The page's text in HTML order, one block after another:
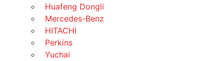
Huafeng Dongli
Mercedes-Benz
HITACHI
Perkins
Yuchai